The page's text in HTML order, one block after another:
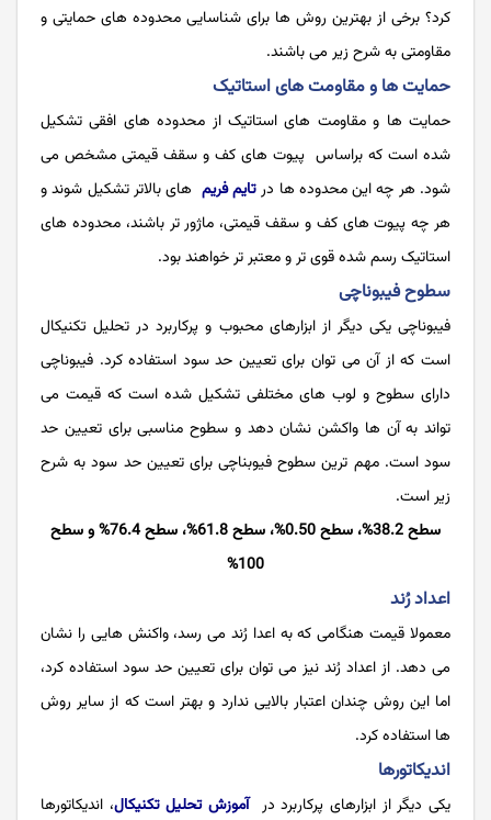
کرد؟ برخی از بهترین روش ها برای شناسایی محدوده های حمایتی و
مقاومتی به شرح زیر می باشند.
حمایت ها و مقاومت های استاتیک
حمایت ها و مقاومت های استاتیک از محدوده های افقی تشکیل
شده است که براساس پیوت های کف و سقف قیمتی مشخص می
شود. هر چه این محدوده ها درتایم فریم های بالاتر تشکیل شوند و
هر چه پیوت های کف و سقف قیمتی، ماژور تر باشند، محدوده های
استاتیک رسم شده قوی تر و معتبر تر خواهند بود.
سطوح فیبوناچی
فیبوناچی یکی دیگر از ابزارهای محبوب و پرکاربرد در تحلیل تکنیکال
است که از آن می توان برای تعیین حد سود استفاده کرد. فیبوناچی
دارای سطوح و لوب های مختلفی تشکیل شده است که قیمت می
تواند به آن ها واکشن نشان دهد و سطوح مناسبی برای تعیین حد
سود است. مهم ترین سطوح فیوبناچی برای تعیین حد سود به شرح
زیر است.
سطح 38.2%، سطح 0.50%، سطح 61.8%، سطح 76.4% و سطح
100%
اعداد رُند
معمولا قیمت هنگامی که به اعدا رُند می رسد، واکنش هایی را نشان
می دهد. از اعداد رُند نیز می توان برای تعیین حد سود استفاده کرد،
اما این روش چندان اعتبار بالایی ندارد و بهتر است که از سایر روش
ها استفاده کرد.
اندیکاتورها
یکی دیگر از ابزارهای پرکاربرد درآموزش تحلیل تکنیکال، اندیکاتورها